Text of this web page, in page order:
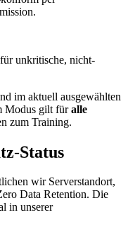
unkritische, nicht-
im aktuell ausgewählten
Modus gilt füralle
zum Training.
Status
wir Serverstandort,
Data Retention. Die
in unserer